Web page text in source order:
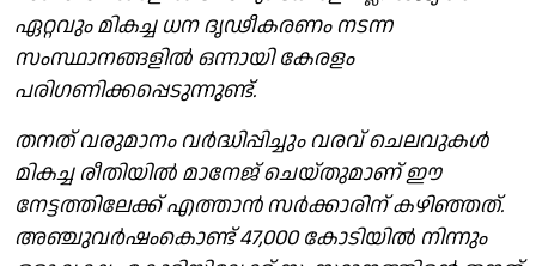
ഏറ്റവും മികച്ച ധന ദൃഢീകരണം നടന്ന
സംസ്ഥാനങ്ങളിൽ ഒന്നായി കേരളം
പരിഗണിക്കപ്പെടുന്നുണ്ട്.
തനത് വരുമാനം വർദ്ധിപ്പിച്ചും വരവ് ചെലവുകൾ
മികച്ച രീതിയിൽ മാനേജ് ചെയ്തുമാണ് ഈ
നേട്ടത്തിലേക്ക് എത്താൻ സർക്കാരിന് കഴിഞ്ഞത്.
അഞ്ചുവർഷംകൊണ്ട് 47,000 കോടിയിൽ നിന്നും